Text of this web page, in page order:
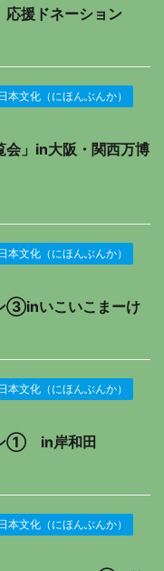
応援ドネーション
日本文化（にほんぶんか）
会」in大阪・関西万博
日本文化（にほんぶんか）
③inいこいこまーけ
日本文化（にほんぶんか）
① in岸和田
日本文化（にほんぶんか）